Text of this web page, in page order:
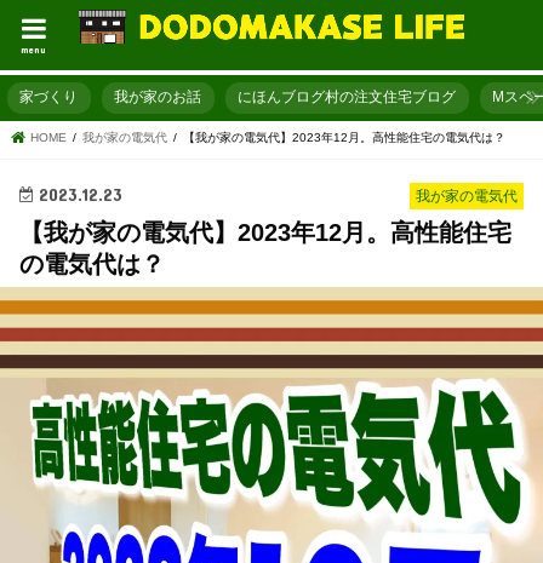
menu
家づくり 我が家のお話 にほんブログ村の注文住宅ブログ Mスペ
HOME 我が家の電気代 【我が家の電気代】2023年12月。高性能住宅の電気代は？
我が家の電気代
2023.12.23
【我が家の電気代】2023年12月。高性能住宅
の電気代は？